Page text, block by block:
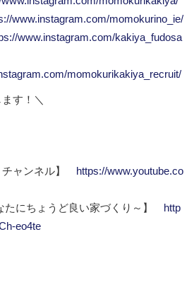
www.instagram.com/momokurino_ie/
www.instagram.com/kakiya_fudosa
momokurikakiya_recruit/
す！＼
チャンネル】
https://www.youtube.co
たにちょうど良い家づくり～】
http
eo4te